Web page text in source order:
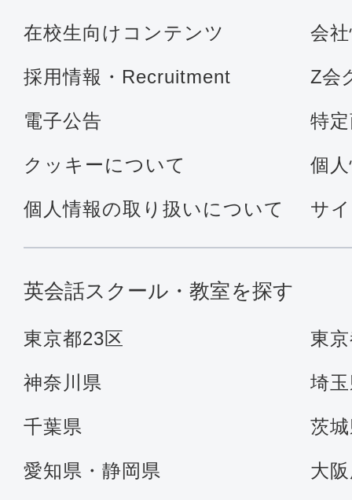
在校生向けコンテンツ 会
採用情報・Recruitment Z会
電子公告 特
クッキーについて 個
個人情報の取り扱いについて サ
英会話スクール・教室を探す
東京都23区 東
神奈川県 埼
千葉県 茨
愛知県・静岡県 大